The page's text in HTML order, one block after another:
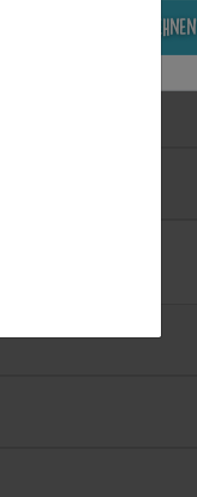
Alle ablehnen